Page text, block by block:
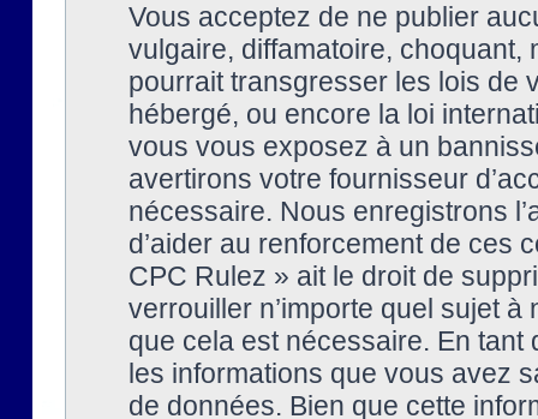
Vous acceptez de ne publier
vulgaire, diffamatoire, choquant,
pourrait transgresser les lois de
hébergé, ou encore la loi
vous vous exposez à un
avertirons votre fournisseur
nécessaire. Nous enregistrons
d’aider au renforcement de ces
CPC Rulez » ait le droit de
verrouiller n’importe quel sujet à
que cela est nécessaire. En tant
les informations que vous avez
de données. Bien que cette